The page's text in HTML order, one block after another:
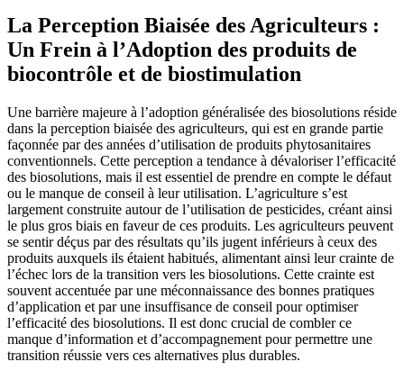
La Perception Biaisée des Agriculteurs :
Un Frein à l’Adoption des produits de
biocontrôle et de biostimulation
Une barrière majeure à l’adoption généralisée des biosolutions réside
dans la perception biaisée des agriculteurs, qui est en grande partie
façonnée par des années d’utilisation de produits phytosanitaires
conventionnels. Cette perception a tendance à dévaloriser l’efficacité
des biosolutions, mais il est essentiel de prendre en compte le défaut
ou le manque de conseil à leur utilisation. L’agriculture s’est
largement construite autour de l’utilisation de pesticides, créant ainsi
le plus gros biais en faveur de ces produits. Les agriculteurs peuvent
se sentir déçus par des résultats qu’ils jugent inférieurs à ceux des
produits auxquels ils étaient habitués, alimentant ainsi leur crainte de
l’échec lors de la transition vers les biosolutions. Cette crainte est
souvent accentuée par une méconnaissance des bonnes pratiques
d’application et par une insuffisance de conseil pour optimiser
l’efficacité des biosolutions. Il est donc crucial de combler ce
manque d’information et d’accompagnement pour permettre une
transition réussie vers ces alternatives plus durables.